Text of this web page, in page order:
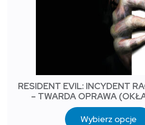
RESIDENT EVIL: INCYDENT
– TWARDA OPRAWA
Wybierz opcje